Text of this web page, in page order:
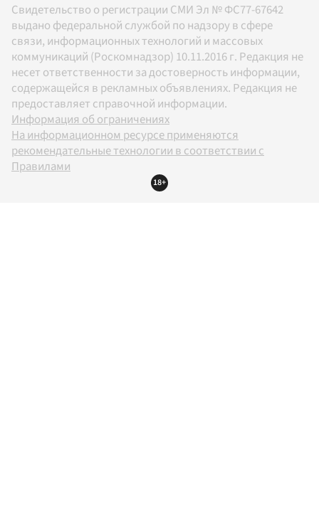
Свидетельство о регистрации СМИ Эл № ФС77-67642
выдано федеральной службой по надзору в сфере
связи, информационных технологий и массовых
коммуникаций (Роскомнадзор) 10.11.2016 г. Редакция не
несет ответственности за достоверность информации,
содержащейся в рекламных объявлениях. Редакция не
предоставляет справочной информации.
Информация об ограничениях
На информационном ресурсе применяются
рекомендательные технологии в соответствии с
Правилами
18+